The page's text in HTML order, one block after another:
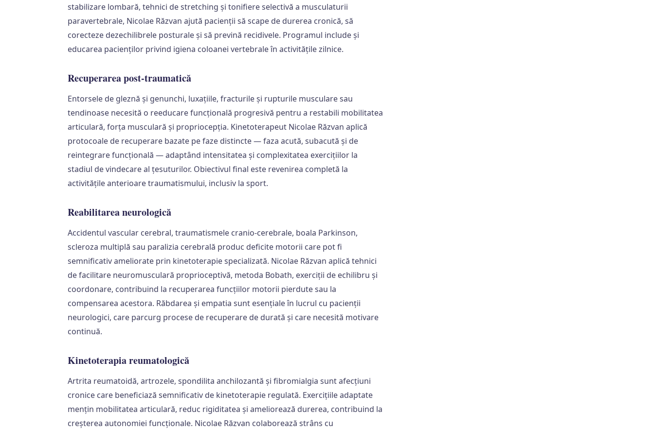
stabilizare lombară, tehnici de stretching și tonifiere selectivă a musculaturii
paravertebrale, Nicolae Răzvan ajută pacienții să scape de durerea cronică, să
corecteze dezechilibrele posturale și să prevină recidivele. Programul include și
educarea pacienților privind igiena coloanei vertebrale în activitățile zilnice.
Recuperarea post-traumatică
Entorsele de gleznă și genunchi, luxațiile, fracturile și rupturile musculare sau
tendinoase necesită o reeducare funcțională progresivă pentru a restabili mobilitatea
articulară, forța musculară și propriocepția. Kinetoterapeut Nicolae Răzvan aplică
protocoale de recuperare bazate pe faze distincte — faza acută, subacută și de
reintegrare funcțională — adaptând intensitatea și complexitatea exercițiilor la
stadiul de vindecare al țesuturilor. Obiectivul final este revenirea completă la
activitățile anterioare traumatismului, inclusiv la sport.
Reabilitarea neurologică
Accidentul vascular cerebral, traumatismele cranio-cerebrale, boala Parkinson,
scleroza multiplă sau paralizia cerebrală produc deficite motorii care pot fi
semnificativ ameliorate prin kinetoterapie specializată. Nicolae Răzvan aplică tehnici
de facilitare neuromusculară proprioceptivă, metoda Bobath, exerciții de echilibru și
coordonare, contribuind la recuperarea funcțiilor motorii pierdute sau la
compensarea acestora. Răbdarea și empatia sunt esențiale în lucrul cu pacienții
neurologici, care parcurg procese de recuperare de durată și care necesită motivare
continuă.
Kinetoterapia reumatologică
Artrita reumatoidă, artrozele, spondilita anchilozantă și fibromialgia sunt afecțiuni
cronice care beneficiază semnificativ de kinetoterapie regulată. Exercițiile adaptate
mențin mobilitatea articulară, reduc rigiditatea și ameliorează durerea, contribuind la
creșterea autonomiei funcționale. Nicolae Răzvan colaborează strâns cu